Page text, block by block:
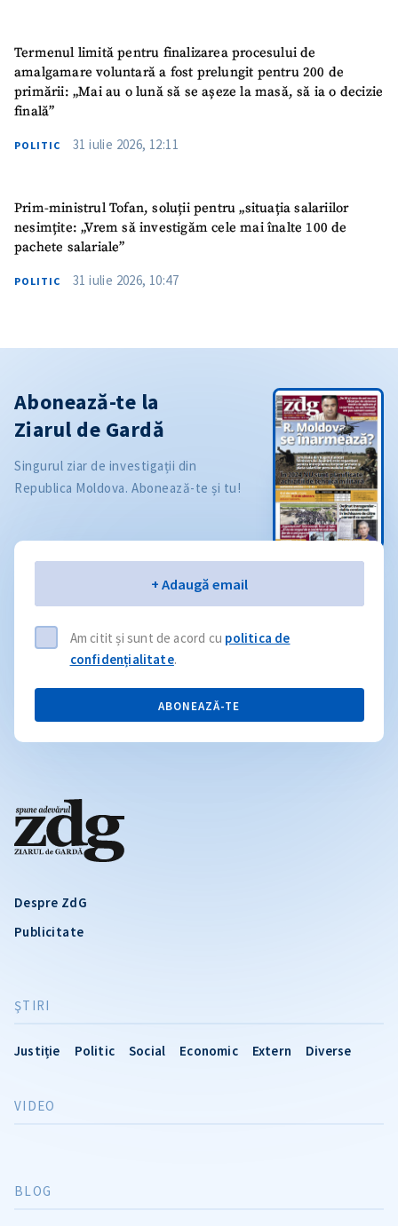
Termenul limită pentru finalizarea procesului de
amalgamare voluntară a fost prelungit pentru 200 de
primării: „Mai au o lună să se așeze la masă, să ia o decizie
finală”
POLITIC 31 iulie 2026, 12:11
Prim-ministrul Tofan, soluții pentru „situația salariilor
nesimțite: „Vrem să investigăm cele mai înalte 100 de
pachete salariale”
POLITIC 31 iulie 2026, 10:47
Despre ZdG
Publicitate
ŞTIRI
Justiție Politic Social Economic Extern Diverse
VIDEO
BLOG
Abonează-te la
Ziarul de Gardă
Singurul ziar de investigații din
Republica Moldova. Abonează-te și tu!
+ Adaugă email
Am citit și sunt de acord cu politica de
confidențialitate.
ABONEAZĂ-TE